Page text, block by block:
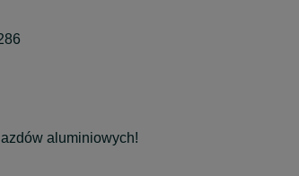
aluminiowych!